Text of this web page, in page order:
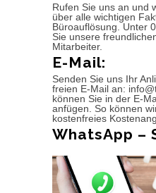
Rufen Sie uns an und
über alle wichtigen
Büroauflösung. Unter
Sie unsere
Mitarbeiter.
E-Mail:
Senden Sie uns Ihr
freien E-Mail an:
können Sie in der E-
anfügen. So können
kostenfreies
WhatsApp –